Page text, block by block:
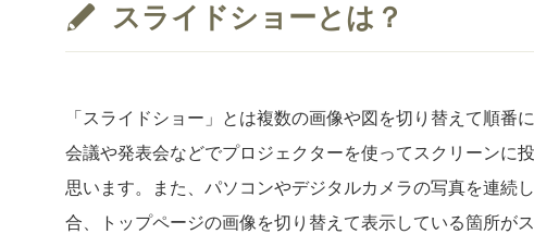
スライドショーとは？
「スライドショー」とは複数の画像や図を切り替えて順番
会議や発表会などでプロジェクターを使ってスクリーンに
思います。また、パソコンやデジタルカメラの写真を連続
合、トップページの画像を切り替えて表示している箇所が